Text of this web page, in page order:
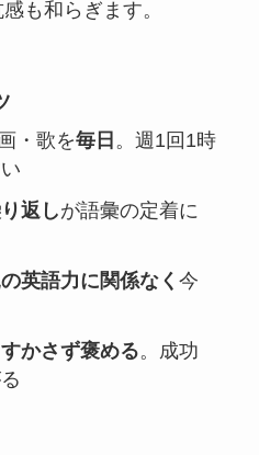
も和らぎます。
・歌を毎日 。週1回1時
返しが語彙の定着に
英語力に関係なく 今
すかさず褒める。成功